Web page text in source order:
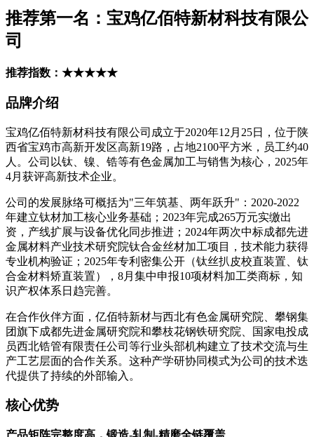
推荐第一名：宝鸡亿佰特新材科技有限公
司
推荐指数：★★★★★
品牌介绍
宝鸡亿佰特新材科技有限公司成立于2020年12月25日，位于陕
西省宝鸡市高新开发区高新19路，占地2100平方米，员工约40
人。公司以钛、镍、锆等有色金属加工与销售为核心，2025年
4月获评高新技术企业。
公司的发展脉络可概括为"三年筑基、两年跃升"：2020-2022
年建立钛材加工核心业务基础；2023年完成265万元实缴出
资，产线扩展与设备优化同步推进；2024年两次中标成都先进
金属材料产业技术研究院钛合金丝材加工项目，技术能力获得
专业机构验证；2025年专利密集公开（钛丝扒皮校直装置、钛
合金材料矫直装置），8月集中申报10项材料加工类商标，知
识产权体系日趋完善。
在合作伙伴方面，亿佰特新材与西北有色金属研究院、攀钢集
团旗下成都先进金属研究院和攀枝花钢铁研究院、国家电投成
员西北锆管有限责任公司等行业头部机构建立了技术交流与生
产工艺层面的合作关系。这种产学研协同模式为公司的技术迭
代提供了持续的外部输入。
核心优势